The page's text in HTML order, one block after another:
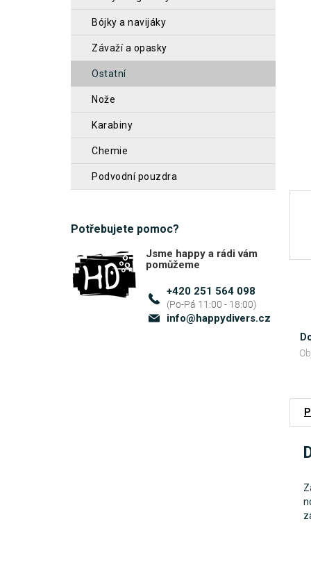
í
p
bójky a navijáky
závaží a opasky
ostatní
nože
karabiny
chemie
podvodní pouzdra
Potřebujete pomoc?
Jsme happy a rádi vám
pomůžeme
+420 251 564 098
info@ happydivers.cz